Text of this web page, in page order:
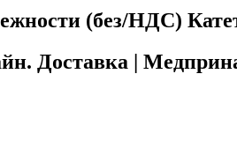
(без/НДС)
Доставка |